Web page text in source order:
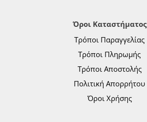
Όροι Καταστήματος
Τρόποι Παραγγελίας
Τρόποι Πληρωμής
Τρόποι Αποστολής
Πολιτική Απορρήτου
Όροι Χρήσης